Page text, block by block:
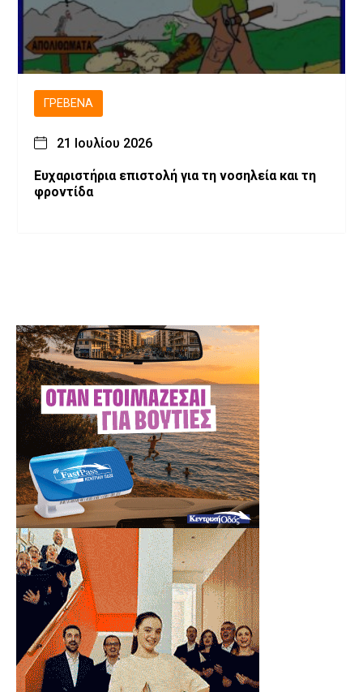
ΓΡΕΒΕΝΆ
21 Ιουλίου 2026
Ευχαριστήρια επιστολή για τη νοσηλεία και τη
φροντίδα